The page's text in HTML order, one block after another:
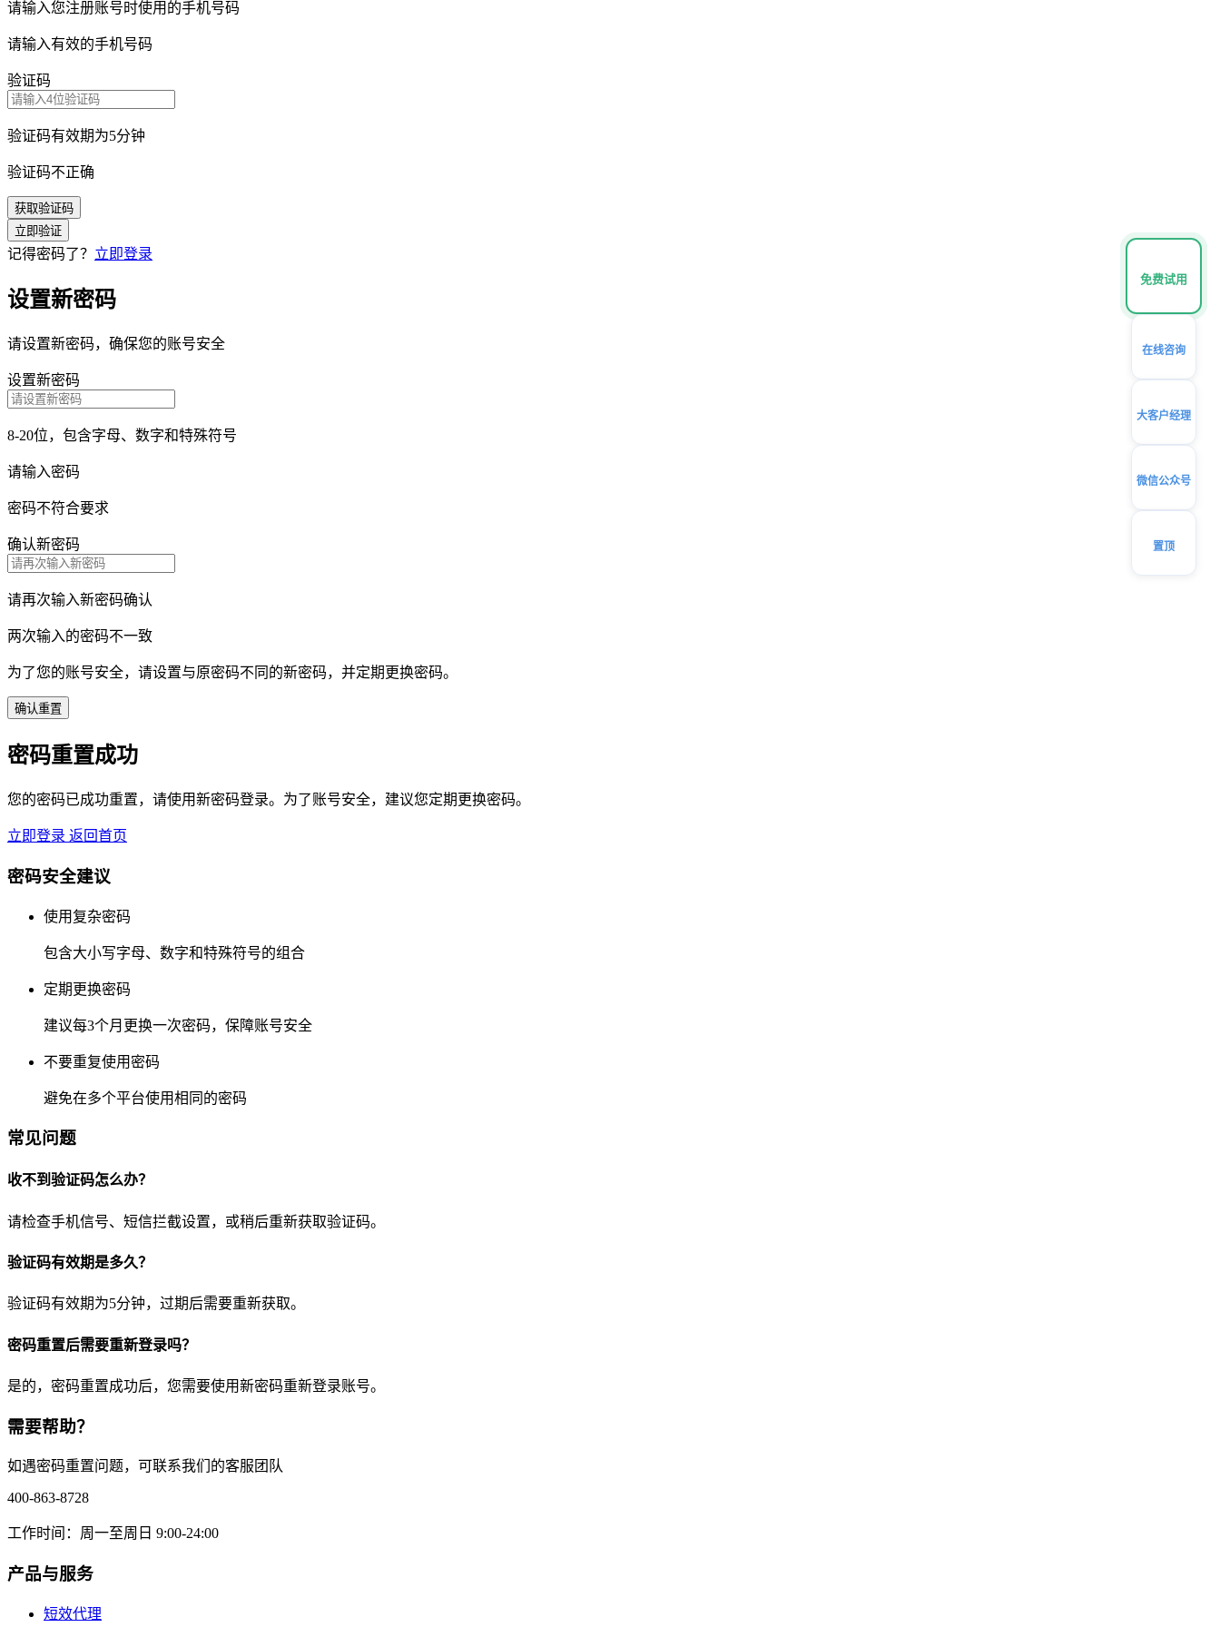
请输入您注册账号时使用的手机号码
请输入有效的手机号码
验证码
验证码有效期为5分钟
验证码不正确
获取验证码
立即验证
记得密码了？ 立即登录
设置新密码
请设置新密码，确保您的账号安全
设置新密码
8-20位，包含字母、数字和特殊符号
请输入密码
密码不符合要求
确认新密码
请再次输入新密码确认
两次输入的密码不一致
为了您的账号安全，请设置与原密码不同的新密码，并定期更换密码。
确认重置
密码重置成功
您的密码已成功重置，请使用新密码登录。为了账号安全，建议您定期更换密码。
立即登录 返回首页
密码安全建议
使用复杂密码
包含大小写字母、数字和特殊符号的组合
定期更换密码
建议每3个月更换一次密码，保障账号安全
不要重复使用密码
避免在多个平台使用相同的密码
常见问题
收不到验证码怎么办？
请检查手机信号、短信拦截设置，或稍后重新获取验证码。
验证码有效期是多久？
验证码有效期为5分钟，过期后需要重新获取。
密码重置后需要重新登录吗？
是的，密码重置成功后，您需要使用新密码重新登录账号。
需要帮助？
如遇密码重置问题，可联系我们的客服团队
400-863-8728
工作时间：周一至周日 9:00-24:00
产品与服务
短效代理
免费试用
在线咨询
大客户经理
微信公众号
置顶